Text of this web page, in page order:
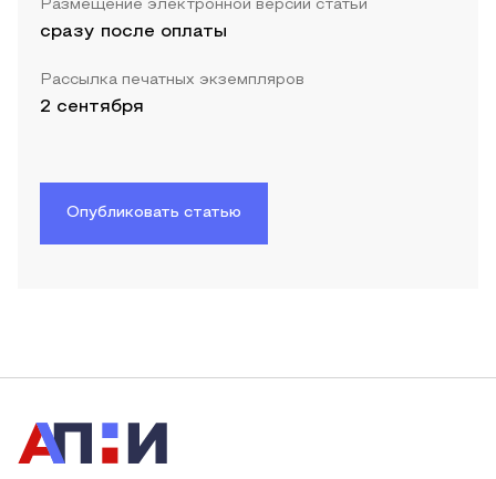
Размещение электронной версии статьи
сразу после оплаты
Рассылка печатных экземпляров
2 сентября
Опубликовать статью